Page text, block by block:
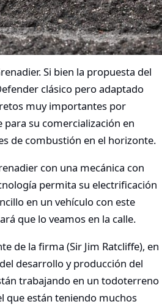
Si bien la propuesta del
clásico pero adaptado
muy importantes por
su comercialización en
de combustión en el horizonte.
con una mecánica con
permita su electrificación
en un vehículo con este
que lo veamos en la calle.
de la firma (Sir Jim Ratcliffe), en
desarrollo y producción del
trabajando en un todoterreno
que están teniendo muchos